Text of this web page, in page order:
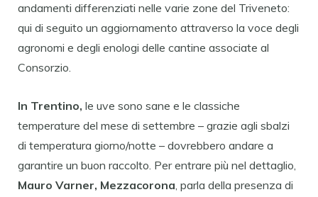
andamenti differenziati nelle varie zone del Triveneto:
qui di seguito un aggiornamento attraverso la voce degli
agronomi e degli enologi delle cantine associate al
Consorzio.
In Trentino, le uve sono sane e le classiche
temperature del mese di settembre – grazie agli sbalzi
di temperatura giorno/notte – dovrebbero andare a
garantire un buon raccolto. Per entrare più nel dettaglio,
Mauro Varner, Mezzacorona, parla della presenza di